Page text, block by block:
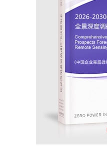
微信扫一扫，立即订购报告